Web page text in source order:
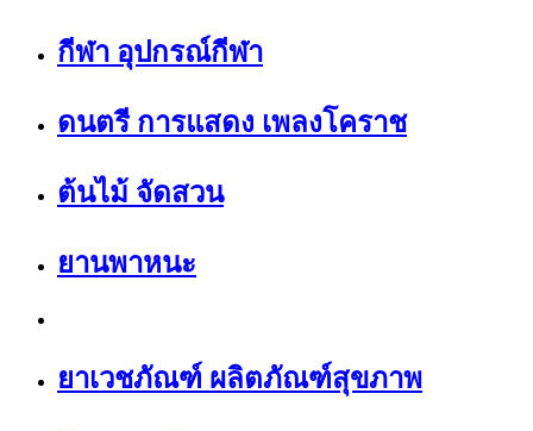
กีฬา อุปกรณ์กีฬา
ดนตรี การแสดง เพลงโคราช
ต้นไม้ จัดสวน
ยานพาหนะ
ยาเวชภัณฑ์ ผลิตภัณฑ์สุขภาพ